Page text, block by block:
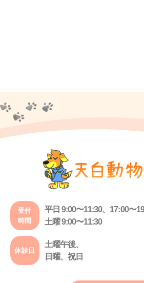
受付
時間
平日 9:00〜11:30、17:00〜
土曜 9:00〜11:30
休診日
土曜午後、
日曜、祝日